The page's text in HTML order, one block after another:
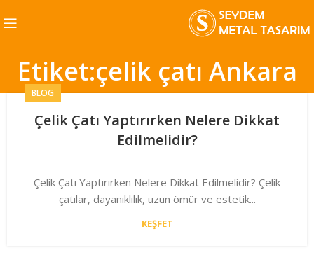
Etiket:çelik çatı Ankara
BLOG
Çelik Çatı Yaptırırken Nelere Dikkat
Edilmelidir?
Çelik Çatı Yaptırırken Nelere Dikkat Edilmelidir? Çelik
çatılar, dayanıklılık, uzun ömür ve estetik...
KEŞFET